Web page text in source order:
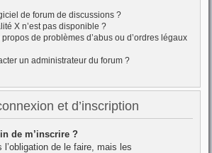
de forum de discussions ?
X n’est pas disponible ?
de problèmes d’abus ou d’ordres légaux
un administrateur du forum ?
et d’inscription
de m’inscrire ?
l’obligation de le faire, mais les